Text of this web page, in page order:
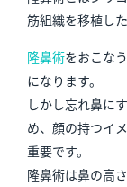
筋組織を移植した
隆鼻術をおこな
になります。
しかし忘れ鼻に
め、顔の持つイ
重要です。
隆鼻術は鼻の高